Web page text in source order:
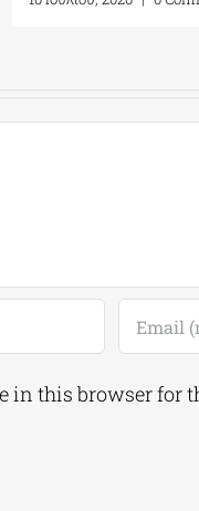
in this browser for